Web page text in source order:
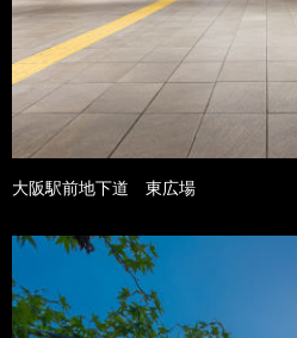
大阪駅前地下道 東広場